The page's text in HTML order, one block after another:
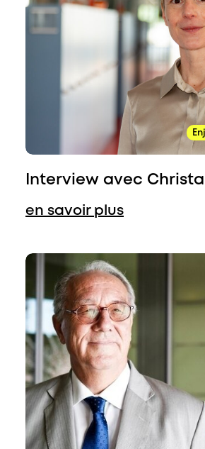
Interview avec
en savoir plus